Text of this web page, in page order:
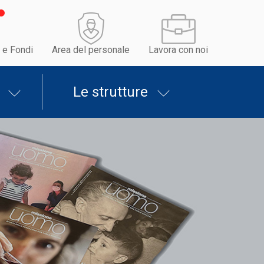
Fondi Area del personale Lavora con noi
Le strutture